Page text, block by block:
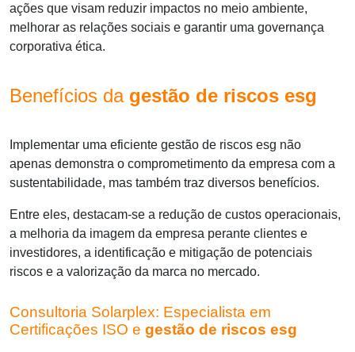
ações que visam reduzir impactos no meio ambiente,
melhorar as relações sociais e garantir uma governança
corporativa ética.
Benefícios da gestão de riscos esg
Implementar uma eficiente gestão de riscos esg não
apenas demonstra o comprometimento da empresa com a
sustentabilidade, mas também traz diversos benefícios.
Entre eles, destacam-se a redução de custos operacionais,
a melhoria da imagem da empresa perante clientes e
investidores, a identificação e mitigação de potenciais
riscos e a valorização da marca no mercado.
Consultoria Solarplex: Especialista em
Certificações ISO e gestão de riscos esg